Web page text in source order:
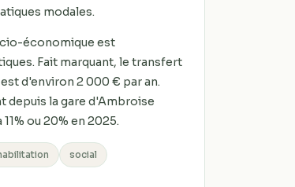
modales.
économique est
Fait marquant, le transfert
d'environ 2 000 € par an.
depuis la gare d'Ambroise
ou 20% en 2025.
social